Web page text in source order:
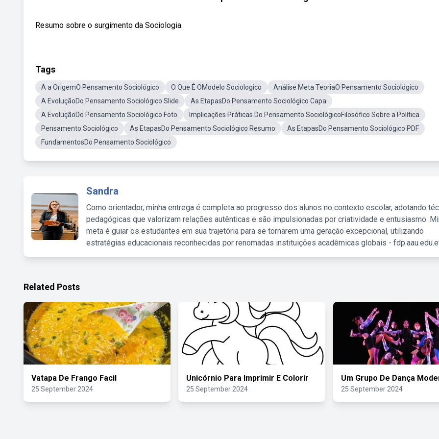
Resumo sobre o surgimento da Sociologia.
Tags
A a OrigemO Pensamento Sociológico O Que É OModelo Sociologico
Análise Meta TeoriaO Pensamento Sociológico
A EvoluçãoDo Pensamento Sociológico Slide
As EtapasDo Pensamento Sociológico Capa
A EvoluçãoDo Pensamento Sociológico Foto
Implicações Práticas Do Pensamento SociológicoFilosófico Sobre a Política
Pensamento Sociológico
As EtapasDo Pensamento Sociológico Resumo
As EtapasDo Pensamento Sociológico PDF
FundamentosDo Pensamento Sociológico
Sandra
Como orientador, minha entrega é completa ao progresso dos alunos no contexto escolar, adotando
pedagógicas que valorizam relações autênticas e são impulsionadas por criatividade e entusiasmo.
meta é guiar os estudantes em sua trajetória para se tornarem uma geração excepcional, utilizando
estratégias educacionais reconhecidas por renomadas instituições acadêmicas globais -
Related Posts
Vatapa De Frango Facil
25 September 2024
Unicórnio Para Imprimir E Colorir
25 September 2024
Um Grupo De Dança
25 September 2024